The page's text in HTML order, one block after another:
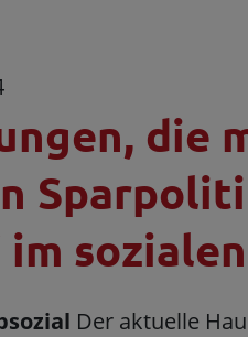
die
im
Der aktuelle